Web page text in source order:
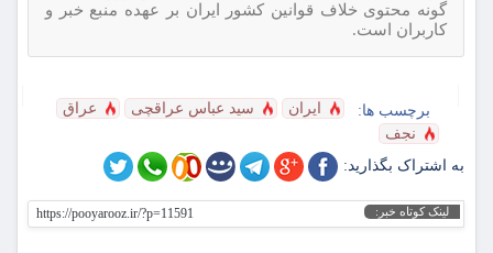
گونه محتوی خلاف قوانین کشور ایران بر عهده منبع خبر و
کاربران است.
برچسب ها: ایران سید عباس عراقچی
عراق
نجف
به اشتراک بگذارید:
لینک کوتاه خبر: https://pooyarooz.ir/?p=11591